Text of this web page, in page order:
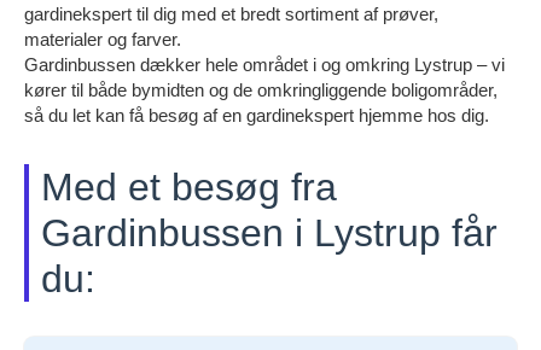
gardinekspert til dig med et bredt sortiment af prøver,
materialer og farver.
Gardinbussen dækker hele området i og omkring Lystrup – vi
kører til både bymidten og de omkringliggende boligområder,
så du let kan få besøg af en gardinekspert hjemme hos dig.
Med et besøg fra
Gardinbussen i Lystrup får
du: